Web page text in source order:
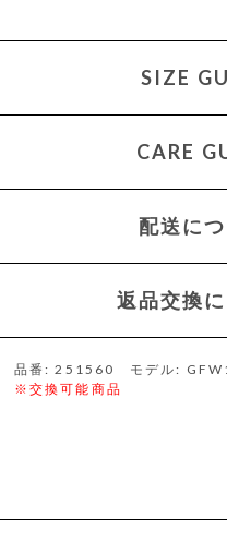
SIZE
CARE
配送に
返品交換
品番: 251560 モデル:
※交換可能商品